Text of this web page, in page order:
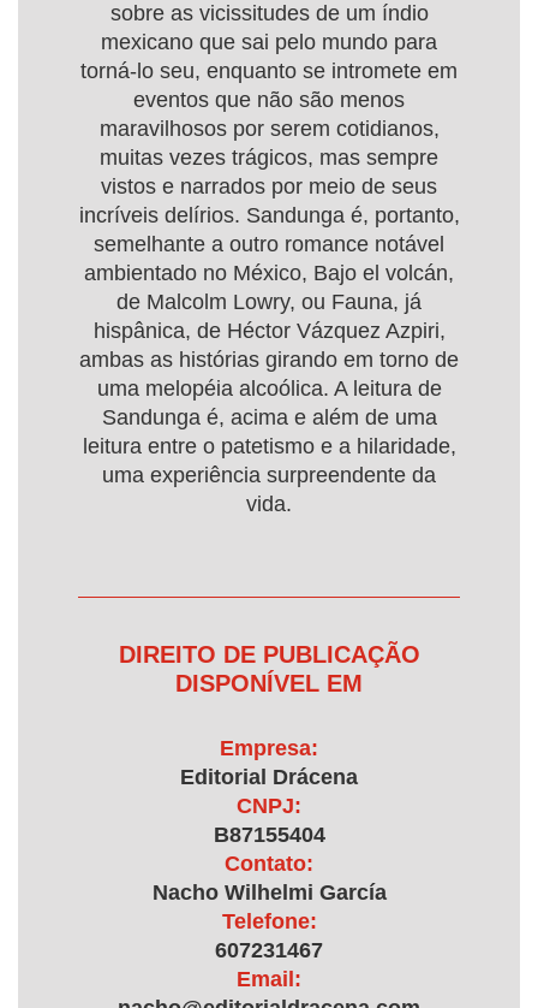
sobre as vicissitudes de um índio
mexicano que sai pelo mundo para
torná-lo seu, enquanto se intromete em
eventos que não são menos
maravilhosos por serem cotidianos,
muitas vezes trágicos, mas sempre
vistos e narrados por meio de seus
incríveis delírios. Sandunga é, portanto,
semelhante a outro romance notável
ambientado no México, Bajo el volcán,
de Malcolm Lowry, ou Fauna, já
hispânica, de Héctor Vázquez Azpiri,
ambas as histórias girando em torno de
uma melopéia alcoólica. A leitura de
Sandunga é, acima e além de uma
leitura entre o patetismo e a hilaridade,
uma experiência surpreendente da
vida.
DIREITO DE PUBLICAÇÃO
DISPONÍVEL EM
Empresa:
Editorial Drácena
CNPJ:
B87155404
Contato:
Nacho Wilhelmi García
Telefone:
607231467
Email: